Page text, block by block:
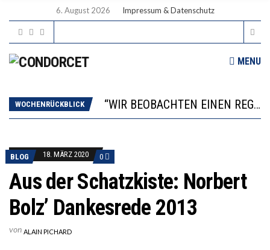
6. August 2026 Impressum & Datenschutz
MENU
WOCHENRÜCKBLICK
“WIR BEOBACHTEN EINEN REGELRECHTEN STURZFLUG BEI DEN LERNLEISTUNGEN”
DIE VERSTÄRKTE HARMONISIERUNG IM SCHULWESEN VERRINGERT DAS INNOVATIONSPOTENZIAL
BLOG 18. MÄRZ 2020 0
Aus der Schatzkiste: Norbert
Bolz’ Dankesrede 2013
von ALAIN PICHARD